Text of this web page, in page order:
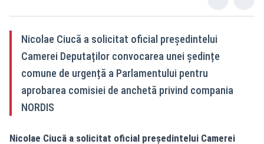
Nicolae Ciucă a solicitat oficial președintelui
Camerei Deputaților convocarea unei ședințe
comune de urgență a Parlamentului pentru
aprobarea comisiei de anchetă privind compania
NORDIS
Nicolae Ciucă a solicitat oficial președintelui Camerei